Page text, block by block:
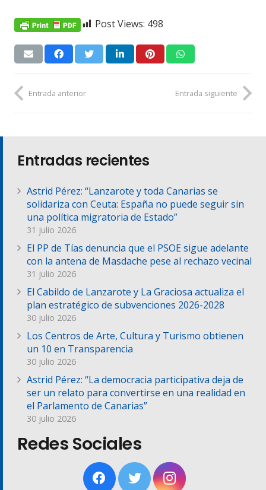
Post Views: 498
Entrada anterior Entrada siguiente
Entradas recientes
Astrid Pérez: “Lanzarote y toda Canarias se
solidariza con Ceuta: España no puede seguir sin
una política migratoria de Estado”
31 julio 2026
El PP de Tías denuncia que el PSOE sigue adelante
con la antena de Masdache pese al rechazo vecinal
31 julio 2026
El Cabildo de Lanzarote y La Graciosa actualiza el
plan estratégico de subvenciones 2026-2028
30 julio 2026
Los Centros de Arte, Cultura y Turismo obtienen
un 10 en Transparencia
30 julio 2026
Astrid Pérez: “La democracia participativa deja de
ser un relato para convertirse en una realidad en
el Parlamento de Canarias”
30 julio 2026
Redes Sociales